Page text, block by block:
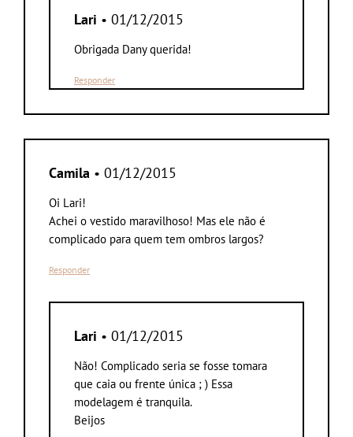
Lari • 01/12/2015
Obrigada Dany querida!
Responder
Camila • 01/12/2015
Oi Lari!
Achei o vestido maravilhoso! Mas ele não é
complicado para quem tem ombros largos?
Responder
Lari • 01/12/2015
Não! Complicado seria se fosse tomara
que caia ou frente única ; ) Essa
modelagem é tranquila.
Beijos